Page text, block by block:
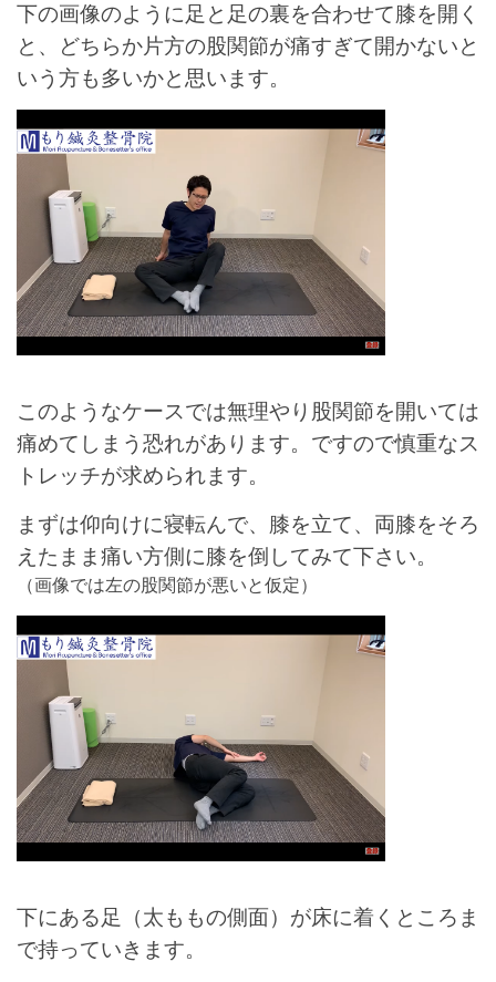
下の画像のように足と足の裏を合わせて膝を開く
と、どちらか片方の股関節が痛すぎて開かないと
いう方も多いかと思います。
このようなケースでは無理やり股関節を開いては
痛めてしまう恐れがあります。ですので慎重なス
トレッチが求められます。
まずは仰向けに寝転んで、膝を立て、両膝をそろ
えたまま痛い方側に膝を倒してみて下さい。
（画像では左の股関節が悪いと仮定）
下にある足（太ももの側面）が床に着くところま
で持っていきます。